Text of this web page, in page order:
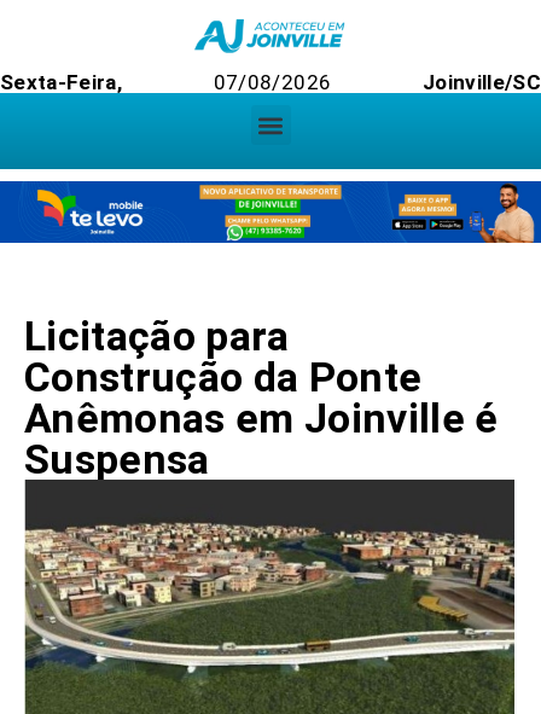
Sexta-Feira, 07/08/2026 Joinville/SC
Licitação para
Construção da Ponte
Anêmonas em Joinville é
Suspensa